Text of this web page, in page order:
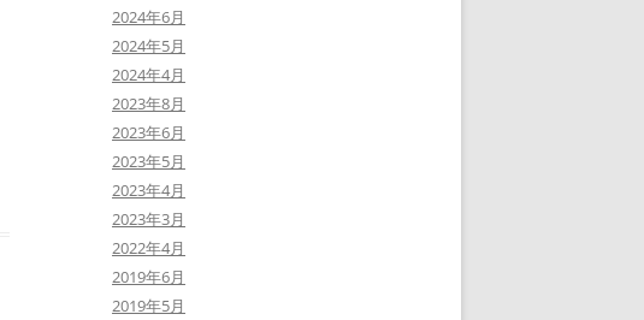
2024年6月
2024年5月
2024年4月
2023年8月
2023年6月
2023年5月
2023年4月
2023年3月
2022年4月
2019年6月
2019年5月